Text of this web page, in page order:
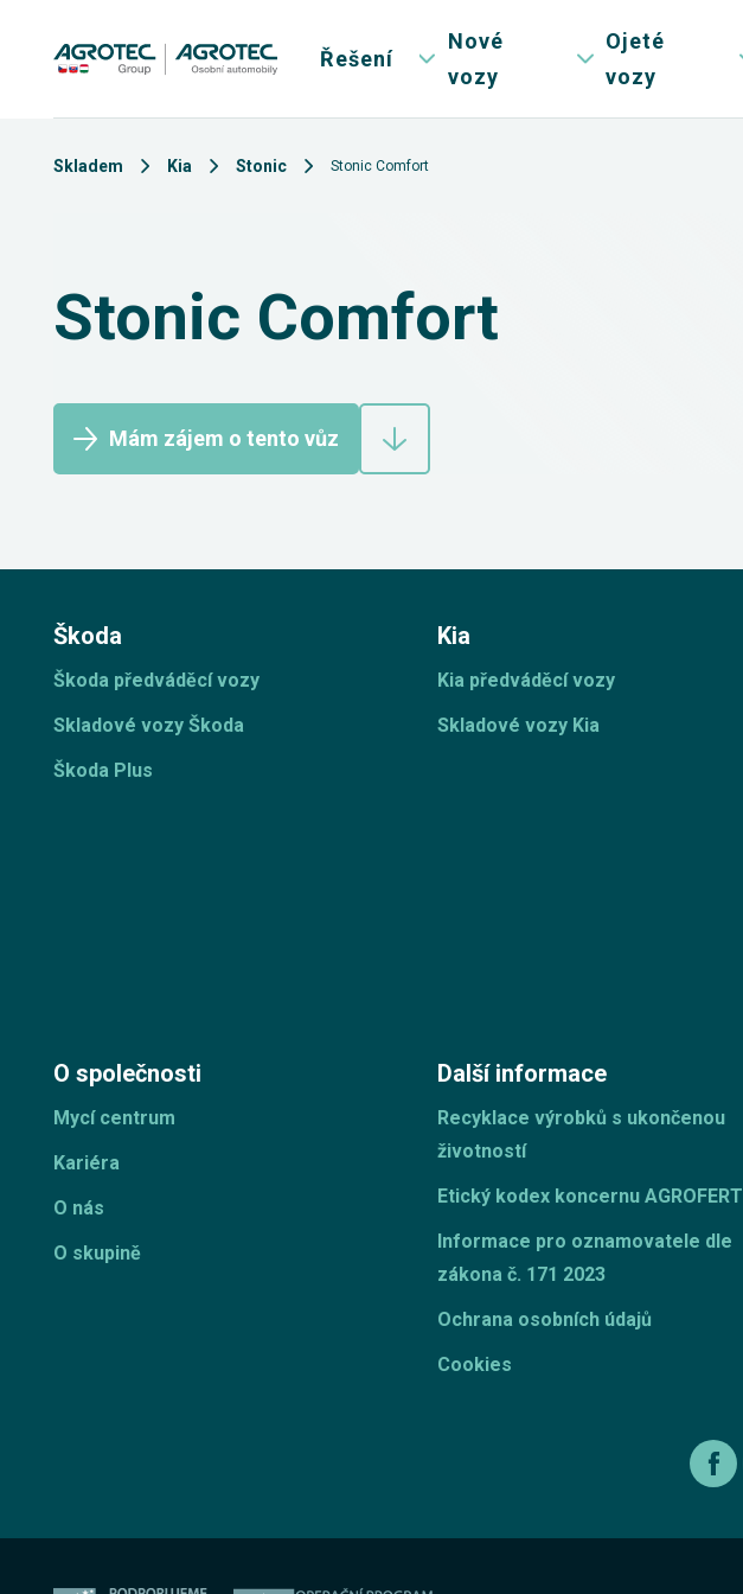
Řešení
Nové
vozy
Ojeté
vozy
Skladem Kia Stonic Stonic Comfort
Stonic Comfort
Mám zájem o tento vůz
Škoda
Škoda předváděcí vozy
Skladové vozy Škoda
Škoda Plus
Kia
Kia předváděcí vozy
Skladové vozy Kia
O společnosti
Mycí centrum
Kariéra
O nás
O skupině
Další informace
Recyklace výrobků s ukončenou
životností
Etický kodex koncernu AGROFERT
Informace pro oznamovatele dle
zákona č. 171 2023
Ochrana osobních údajů
Cookies